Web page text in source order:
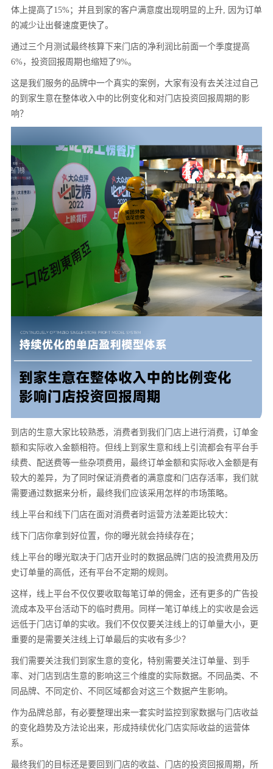
体上提高了15%；并且到家的客户满意度出现明显的上升, 因为订单
的减少让出餐速度更快了。
通过三个月测试最终核算下来门店的净利润比前面一个季度提高
6%，投资回报周期也缩短了9%。
这是我们服务的品牌中一个真实的案例，大家有没有去关注过自己
的到家生意在整体收入中的比例变化和对门店投资回报周期的影
响？
到店的生意大家比较熟悉，消费者到我们门店上进行消费，订单金
额和实际收入金额相符。但线上到家生意和线上引流都会有平台手
续费、配送费等一些杂项费用，最终订单金额和实际收入金额是有
较大的差异，为了同时保证消费者的满意度和门店存活率，我们就
需要通过数据来分析，最终我们应该采用怎样的市场策略。
线上平台和线下门店在面对消费者时运营方法差距比较大：
线下门店你拿到好位置，你的曝光就会持续存在；
线上平台的曝光取决于门店开业时的数据品牌门店的投流费用及历
史订单量的高低，还有平台不定期的规则。
这样，线上平台不仅仅要收取每笔订单的佣金，还有更多的广告投
流成本及平台活动下的临时费用。同样一笔订单线上的实收是会远
远低于门店订单的实收。 我们不仅仅要关注线上的订单量大小，更
重要的是需要关注线上订单最后的实收有多少？
我们需要关注我们到家生意的变化，特别需要关注订单量、到手
率、对门店到店生意的影响这三个维度的实际数据。 不同品类、不
同品牌、不同定价、不同区域都会对这三个数据产生影响。
作为品牌总部，有必要整理出来一套实时监控到家数据与门店收益
的变化趋势及方法论出来，形成持续优化门店实际收益的运营体
系。
最终我们的目标还是要回到门店的收益、门店的投资回报周期，所